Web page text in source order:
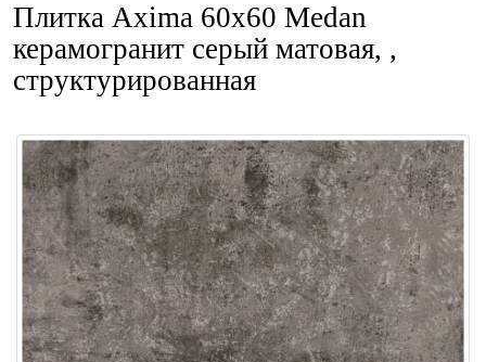
Плитка Axima 60x60 Medan
керамогранит серый матовая, ,
структурированная